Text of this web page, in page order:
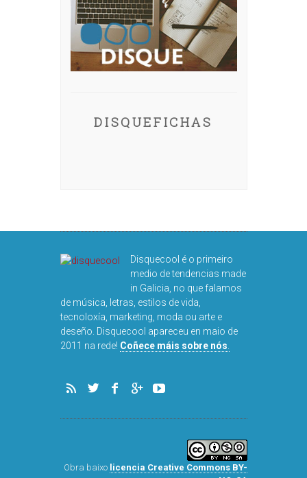
DISQUEFICHAS
Disquecool é o primeiro
medio de tendencias made
in Galicia, no que falamos
de música, letras, estilos de vida,
tecnoloxía, marketing, moda ou arte e
deseño. Disquecool apareceu en maio de
2011 na rede! Coñece máis sobre nós
Obra baixo licencia Creative Commons BY-